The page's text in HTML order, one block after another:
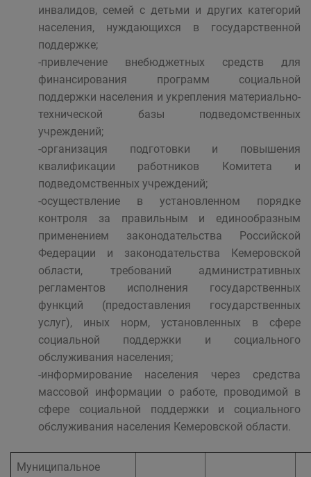
инвалидов, семей с детьми и других категорий
населения, нуждающихся в государственной
поддержке;
-привлечение внебюджетных средств для
финансирования программ социальной
поддержки населения и укрепления материально-
технической базы подведомственных
учреждений;
-организация подготовки и повышения
квалификации работников Комитета и
подведомственных учреждений;
-осуществление в установленном порядке
контроля за правильным и единообразным
применением законодательства Российской
Федерации и законодательства Кемеровской
области, требований административных
регламентов исполнения государственных
функций (предоставления государственных
услуг), иных норм, установленных в сфере
социальной поддержки и социального
обслуживания населения;
-информирование населения через средства
массовой информации о работе, проводимой в
сфере социальной поддержки и социального
обслуживания населения Кемеровской области.
Муниципальное